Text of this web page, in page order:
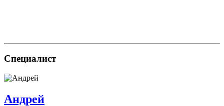
Специалист
Андрей